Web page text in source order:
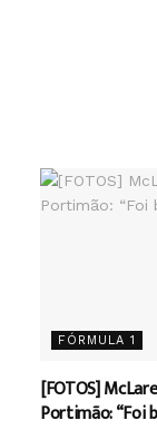
FÓRMULA 1
[FOTOS]
Portimão: “Foi